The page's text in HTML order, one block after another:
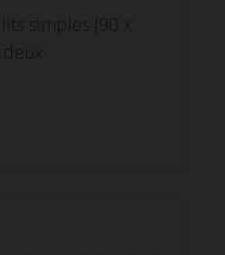
simples (90 x